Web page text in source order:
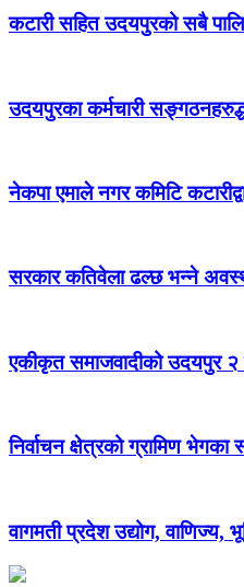
कटारी सहित उदयपुरको सबै
उदयपुरका कर्मचारी
नेकपा एमाले नगर कमिटि
सरकार कतिवेला ढल्छ भन्ने
एकीकृत समाजवादीको उदयपुर २
निर्वाचन क्षेत्रको ग्रामिण
वागमती प्रदेश उद्योग, वाणिज्य,